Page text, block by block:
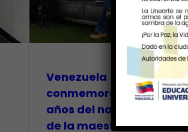
Venezuela
conmemora 100
años del natalicio
de la maestra